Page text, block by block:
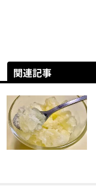
関連記事